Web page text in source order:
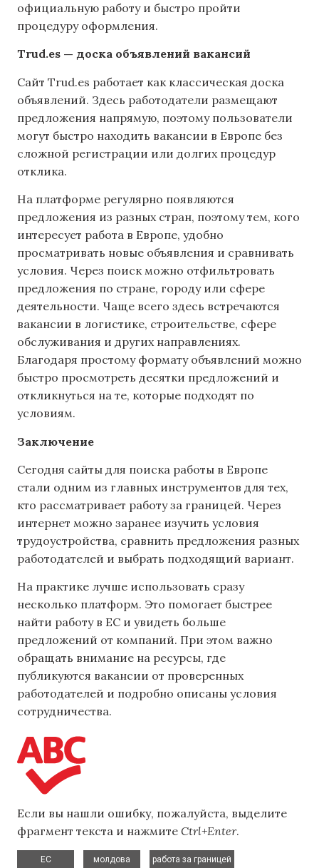
официальную работу и быстро пройти
процедуру оформления.
Trud.es — доска объявлений вакансий
Сайт Trud.es работает как классическая доска
объявлений. Здесь работодатели размещают
предложения напрямую, поэтому пользователи
могут быстро находить вакансии в Европе без
сложной регистрации или долгих процедур
отклика.
На платформе регулярно появляются
предложения из разных стран, поэтому тем, кого
интересует работа в Европе, удобно
просматривать новые объявления и сравнивать
условия. Через поиск можно отфильтровать
предложения по стране, городу или сфере
деятельности. Чаще всего здесь встречаются
вакансии в логистике, строительстве, сфере
обслуживания и других направлениях.
Благодаря простому формату объявлений можно
быстро просмотреть десятки предложений и
откликнуться на те, которые подходят по
условиям.
Заключение
Сегодня сайты для поиска работы в Европе
стали одним из главных инструментов для тех,
кто рассматривает работу за границей. Через
интернет можно заранее изучить условия
трудоустройства, сравнить предложения разных
работодателей и выбрать подходящий вариант.
На практике лучше использовать сразу
несколько платформ. Это помогает быстрее
найти работу в ЕС и увидеть больше
предложений от компаний. При этом важно
обращать внимание на ресурсы, где
публикуются вакансии от проверенных
работодателей и подробно описаны условия
сотрудничества.
Если вы нашли ошибку, пожалуйста, выделите
фрагмент текста и нажмите Ctrl+Enter.
ЕС
молдова
работа за границей